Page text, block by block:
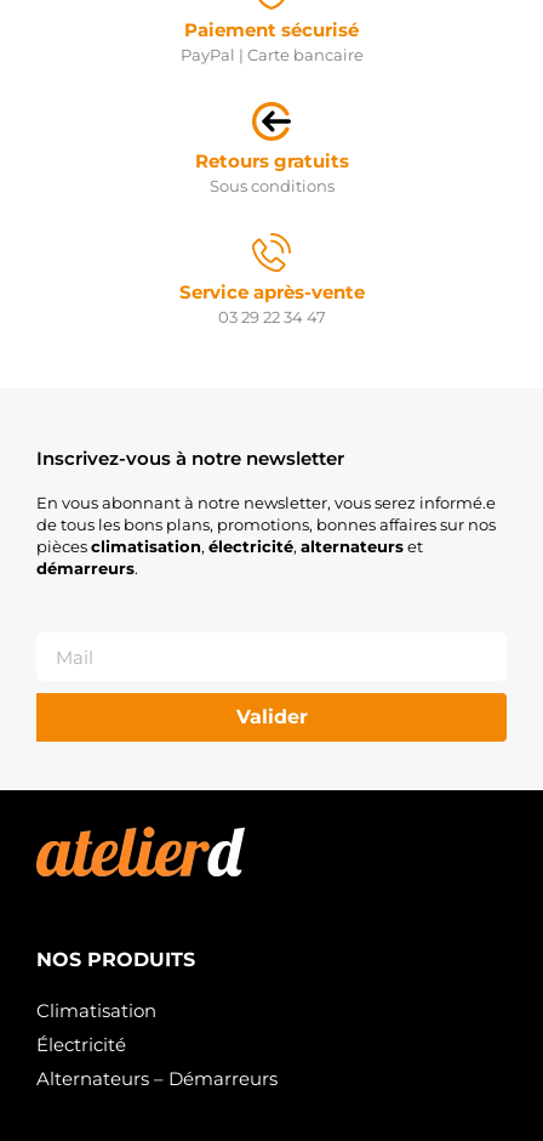
Paiement sécurisé
PayPal | Carte bancaire
Retours gratuits
Sous conditions
Service après-vente
03 29 22 34 47
Inscrivez-vous à notre newsletter
En vous abonnant à notre newsletter, vous serez informé.e
de tous les bons plans, promotions, bonnes affaires sur nos
piècesclimatisation, électricité, alternateurset
démarreurs.
Valider
NOS PRODUITS
Climatisation
Électricité
Alternateurs – Démarreurs